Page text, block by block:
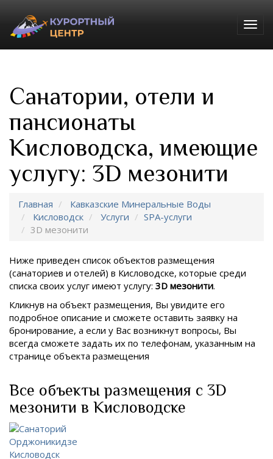
Санатории, отели и
пансионаты
Кисловодска, имеющие
услугу: 3D мезонити
Главная
Кавказские Минеральные Воды
Кисловодск
Услуги
SPA-услуги
3D мезонити
Ниже приведен список объектов размещения
(санаториев и отелей) в Кисловодске, которые среди
списка своих услуг имеют услугу: 3D мезонити.
Кликнув на объект размещения, Вы увидите его
подробное описание и сможете оставить заявку на
бронирование, а если у Вас возникнут вопросы, Вы
всегда сможете задать их по телефонам, указанным на
странице объекта размещения
Все объекты размещения с 3D
мезонити в Кисловодске